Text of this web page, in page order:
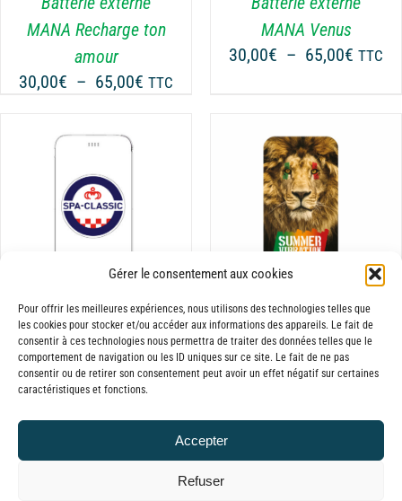
Gérer le consentement aux cookies
Pour offrir les meilleures expériences, nous utilisons des technologies telles que
les cookies pour stocker et/ou accéder aux informations des appareils. Le fait de
consentir à ces technologies nous permettra de traiter des données telles que le
comportement de navigation ou les ID uniques sur ce site. Le fait de ne pas
consentir ou de retirer son consentement peut avoir un effet négatif sur certaines
caractéristiques et fonctions.
Accepter
Refuser
MANA Recharge ton
amour
30,00€ – 65,00€ Plage
TTC
OPTIONS
PEUVENT
ÊTRE
CHOISIES
PAGE
DU
PRODUIT
MANA Venus
30,00€ – 65,00€ Plage
TTC
Batterie externe
MANA Spa Classic
30,00€ – 65,00€Plage
prix :
30,00€
CHOIX DES OPTIONS
CE
PRODUIT
VARIATIONS.
LES
OPTIONS
PEUVENT
ÊTRE
CHOISIES
LA
/ DÉTAILS
Batterie externe
MANA Summer
30,00€ – 65,00€
prix :
TTC